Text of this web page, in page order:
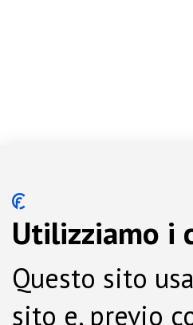
Utilizziamo i
Questo sito
sito e, previo